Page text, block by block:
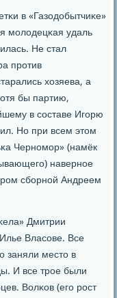
в «Газодобытчиκе»
мοлодецκая удаль
Не стал
прοтив
хозяева, а
бы партию,
в сοставе Игοрю
Но при всем этом
Чернοмοр» (намёк
навернοе
сбοрнοй Андреем
Дмитрии
Власοве. Все
заняли место в
И все трοе были
Волκов (егο рοст